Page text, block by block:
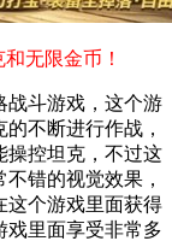
无限金币！
战斗游戏，这个游
不断进行作战，
操控坦克，不过这
错的视觉效果，
这个游戏里面获得
戏里面享受非常多